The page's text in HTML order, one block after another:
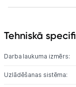
Tehniskā
Darba laukuma izmērs:
Uzlādēšanas sistēma: